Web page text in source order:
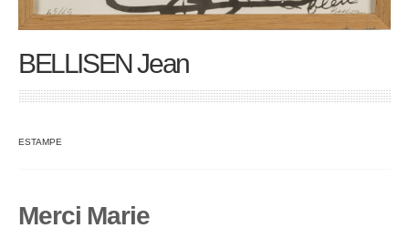
BELLISEN Jean
ESTAMPE
Merci Marie